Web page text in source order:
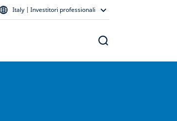
Italy | Investitori professionali